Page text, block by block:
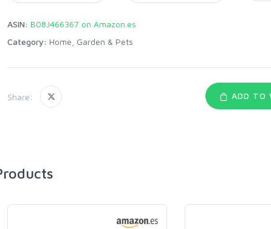
ASIN: B08J466367 on Amazon.es
Category: Home, Garden & Pets
Share: ADD TO